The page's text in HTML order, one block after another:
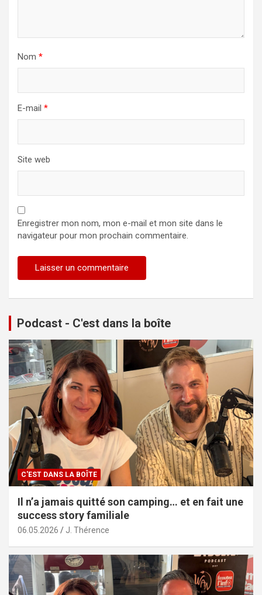
Nom *
E-mail *
Site web
Enregistrer mon nom, mon e-mail et mon site dans le
navigateur pour mon prochain commentaire.
Podcast - C'est dans la boîte
C'EST DANS LA BOÎTE
Il n’a jamais quitté son camping… et en fait une
success story familiale
06.05.2026 J. Thérence